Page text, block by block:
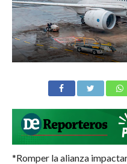
*Romper la alianza